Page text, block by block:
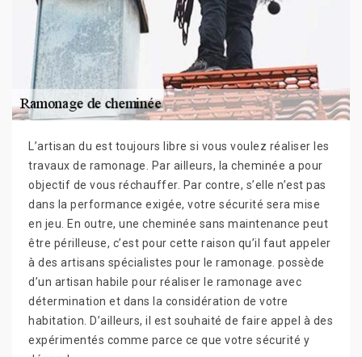
L’artisan du est toujours libre si vous voulez réaliser les
travaux de ramonage. Par ailleurs, la cheminée a pour
objectif de vous réchauffer. Par contre, s’elle n’est pas
dans la performance exigée, votre sécurité sera mise
en jeu. En outre, une cheminée sans maintenance peut
être périlleuse, c’est pour cette raison qu’il faut appeler
à des artisans spécialistes pour le ramonage. possède
d’un artisan habile pour réaliser le ramonage avec
détermination et dans la considération de votre
habitation. D’ailleurs, il est souhaité de faire appel à des
expérimentés comme parce ce que votre sécurité y